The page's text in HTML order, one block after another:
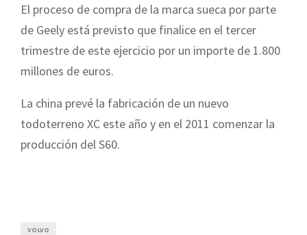
El proceso de compra de la marca sueca por parte
de Geely está previsto que finalice en el tercer
trimestre de este ejercicio por un importe de 1.800
millones de euros.
La china prevé la fabricación de un nuevo
todoterreno XC este año y en el 2011 comenzar la
producción del S60.
VOLVO